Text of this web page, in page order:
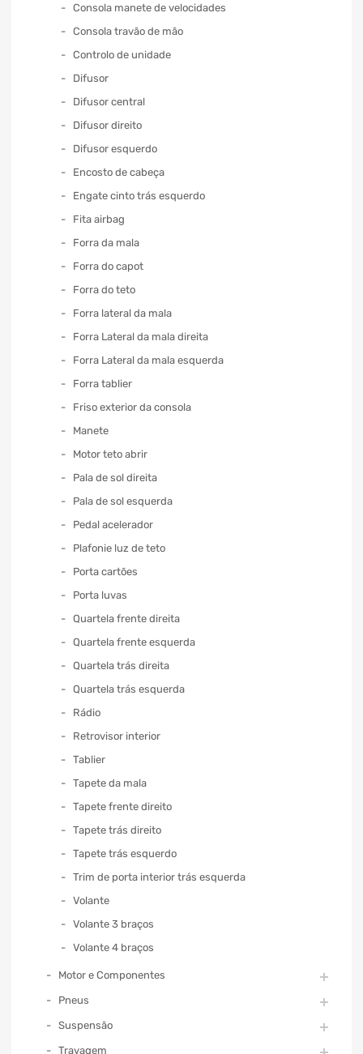
Consola manete de velocidades
Consola travão de mão
Controlo de unidade
Difusor
Difusor central
Difusor direito
Difusor esquerdo
Encosto de cabeça
Engate cinto trás esquerdo
Fita airbag
Forra da mala
Forra do capot
Forra do teto
Forra lateral da mala
Forra Lateral da mala direita
Forra Lateral da mala esquerda
Forra tablier
Friso exterior da consola
Manete
Motor teto abrir
Pala de sol direita
Pala de sol esquerda
Pedal acelerador
Plafonie luz de teto
Porta cartões
Porta luvas
Quartela frente direita
Quartela frente esquerda
Quartela trás direita
Quartela trás esquerda
Rádio
Retrovisor interior
Tablier
Tapete da mala
Tapete frente direito
Tapete trás direito
Tapete trás esquerdo
Trim de porta interior trás esquerda
Volante
Volante 3 braços
Volante 4 braços
Motor e Componentes
Pneus
Suspensão
Travagem